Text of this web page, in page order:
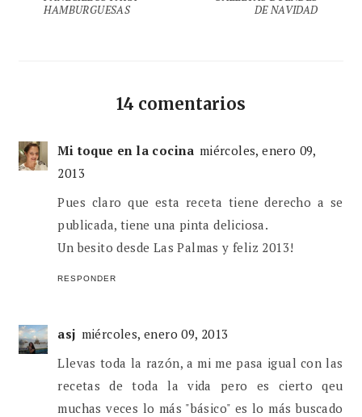
HAMBURGUESAS
DE NAVIDAD
14 comentarios
Mi toque en la cocina miércoles, enero 09,
2013
Pues claro que esta receta tiene derecho a se
publicada, tiene una pinta deliciosa.
Un besito desde Las Palmas y feliz 2013!
RESPONDER
asj miércoles, enero 09, 2013
Llevas toda la razón, a mi me pasa igual con las
recetas de toda la vida pero es cierto qeu
muchas veces lo más "básico" es lo más buscado